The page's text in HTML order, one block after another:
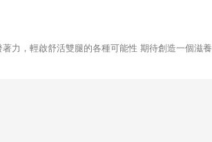
力，輕啟舒活雙腿的各種可能性 期待創造一個滋養